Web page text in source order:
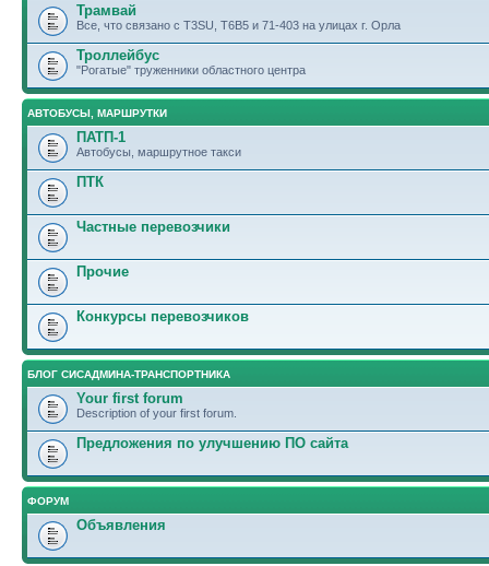
Трамвай
Все, что связано с T3SU, T6B5 и 71-403 на улицах г. Орла
Троллейбус
"Рогатые" труженники областного центра
АВТОБУСЫ, МАРШРУТКИ
ПАТП-1
Автобусы, маршрутное такси
ПТК
Частные перевозчики
Прочие
Конкурсы перевозчиков
БЛОГ СИСАДМИНА-ТРАНСПОРТНИКА
Your first forum
Description of your first forum.
Предложения по улучшению ПО сайта
ФОРУМ
Объявления